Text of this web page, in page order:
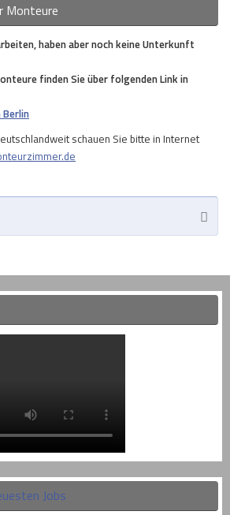
Monteure
haben aber noch keine Unterkunft
finden Sie über folgenden Link in
schauen Sie bitte in Internet
Jobs